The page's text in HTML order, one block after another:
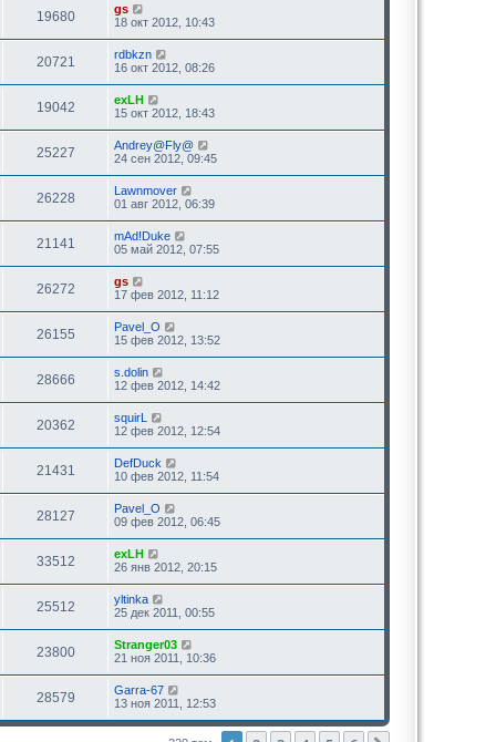
19680
gs
18 окт 2012, 10:43
20721
rdbkzn
16 окт 2012, 08:26
19042
exLH
15 окт 2012, 18:43
25227
Andrey@Fly@
24 сен 2012, 09:45
26228
Lawnmover
01 авг 2012, 06:39
21141
mAd!Duke
05 май 2012, 07:55
26272
gs
17 фев 2012, 11:12
26155
Pavel_O
15 фев 2012, 13:52
28666
s.dolin
12 фев 2012, 14:42
20362
squirL
12 фев 2012, 12:54
21431
DefDuck
10 фев 2012, 11:54
28127
Pavel_O
09 фев 2012, 06:45
33512
exLH
26 янв 2012, 20:15
25512
yltinka
25 дек 2011, 00:55
23800
Stranger03
21 ноя 2011, 10:36
28579
Garra-67
13 ноя 2011, 12:53